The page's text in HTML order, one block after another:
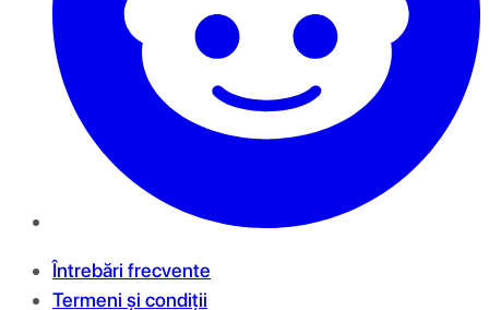
Întrebări frecvente
Termeni și condiții